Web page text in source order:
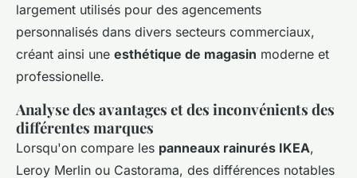
largement utilisés pour des agencements
personnalisés dans divers secteurs commerciaux,
créant ainsi une esthétique de magasin moderne et
professionelle.
Analyse des avantages et des inconvénients des
différentes marques
Lorsqu'on compare les panneaux rainurés IKEA,
Leroy Merlin ou Castorama, des différences notables